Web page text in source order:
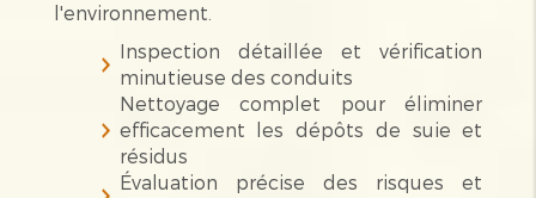
l'environnement.
Inspection détaillée et vérification
minutieuse des conduits
Nettoyage complet pour éliminer
efficacement les dépôts de suie et
résidus
Évaluation précise des risques et